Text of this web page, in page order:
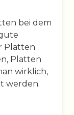
bei dem
Platten
Platten
wirklich,
werden.